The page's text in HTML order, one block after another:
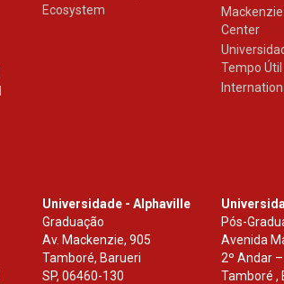
Ecosystem
Center
Tempo Útil
Universidade - Alphaville
Graduação
Av. Mackenzie, 905
Tamboré, Barueri
SP,06460-130
Pós-
Avenida
2º Andar
Tamboré ,